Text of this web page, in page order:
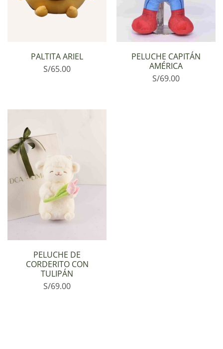
PALTITA ARIEL
S/65.00
PELUCHE CAPITÁN
AMÉRICA
S/69.00
PELUCHE DE
CORDERITO CON
TULIPÁN
S/69.00